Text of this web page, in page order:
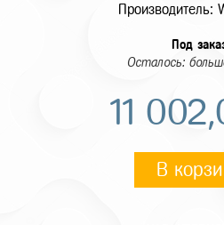
Производитель:
Под
Осталось:
11
В